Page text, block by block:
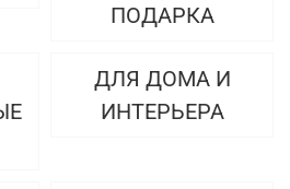
ПОДАРКА
ДЛЯ ДОМА И
ИНТЕРЬЕРА